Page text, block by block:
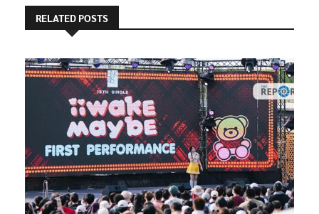
RELATED POSTS